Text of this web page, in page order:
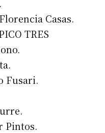
Casas.
TRES
Fusari.
Pintos.